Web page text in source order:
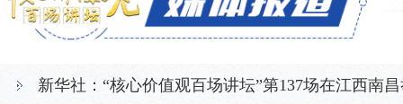
新华社：“核心价值观百场讲坛”第137场在江西南